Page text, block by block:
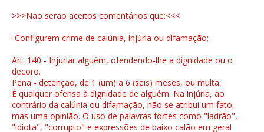
>>>Não serão aceitos comentários que:<<<
-Configurem crime de calúnia, injúria ou difamação;
Art. 140 - Injuriar alguém, ofendendo-lhe a dignidade ou o
decoro.
Pena - detenção, de 1 (um) a 6 (seis) meses, ou multa.
É qualquer ofensa à dignidade de alguém. Na injúria, ao
contrário da calúnia ou difamação, não se atribui um fato,
mas uma opinião. O uso de palavras fortes como "ladrão",
"idiota", "corrupto" e expressões de baixo calão em geral